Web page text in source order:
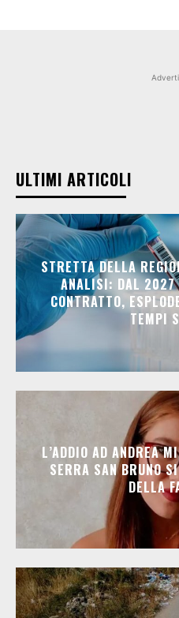
ULTIMI ARTICOLI
STRETTA DELLA
ANALISI: DAL 2027
CONTRATTO,
TEMPI
L’ADDIO AD ANDREA
SERRA SAN BRUNO
DELLA